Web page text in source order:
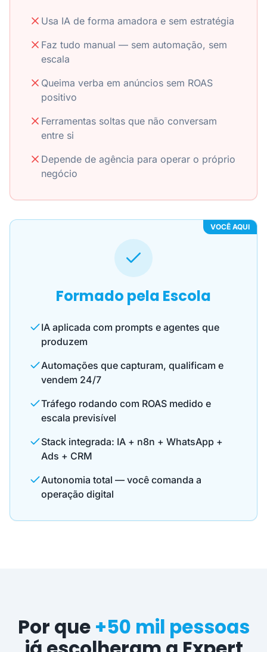
Usa IA de forma amadora e sem estratégia
Faz tudo manual — sem automação, sem
escala
Queima verba em anúncios sem ROAS
positivo
Ferramentas soltas que não conversam
entre si
Depende de agência para operar o próprio
negócio
VOCÊ AQUI
Formado pela Escola
IA aplicada com prompts e agentes que
produzem
Automações que capturam, qualificam e
vendem 24/7
Tráfego rodando com ROAS medido e
escala previsível
Stack integrada: IA + n8n + WhatsApp +
Ads + CRM
Autonomia total — você comanda a
operação digital
Por que +50 mil pessoas